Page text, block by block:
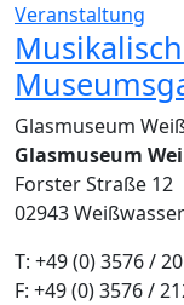
Veranstaltung
Glasmuseum
Glasmuseum
Forster Straße 12
02943
T: +49 (0) 3576 /
F: +49 (0) 3576 /